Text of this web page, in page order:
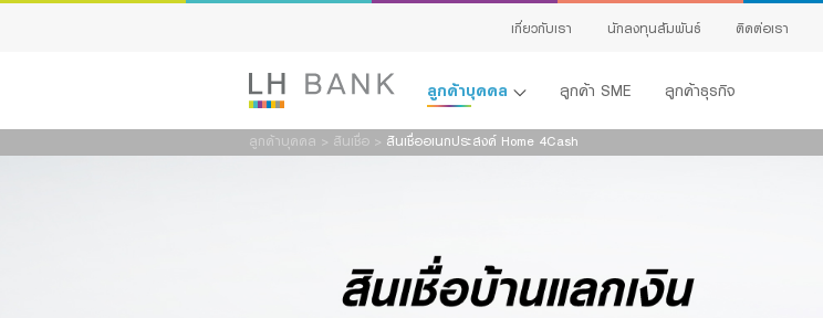
เกี่ยวกับเรา นักลงทุนสัมพันธ์ ติดต่อเรา
ลูกค้าบุคคล ลูกค้า SME ลูกค้าธุรกิจ
ประกัน
ลูกค้าบุคคล > สินเชื่อ > สินเชื่ออเนกประสงค์ Home 4Cash